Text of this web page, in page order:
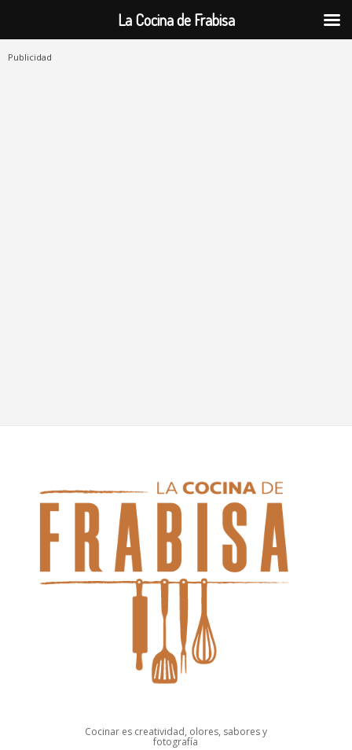
Publicidad
Cocinar es creatividad, olores, sabores y
fotografía
La Cocina de Frabisa